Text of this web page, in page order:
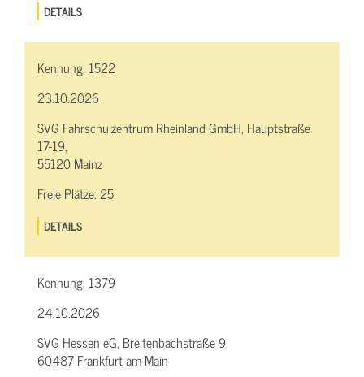
DETAILS
Kennung: 1522
23.10.2026
SVG Fahrschulzentrum Rheinland GmbH, Hauptstraße
17-19,
55120 Mainz
Freie Plätze:25
DETAILS
Kennung: 1379
24.10.2026
SVG Hessen eG, Breitenbachstraße 9,
60487 Frankfurt am Main